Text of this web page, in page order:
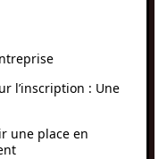
l’inscription : Une
une place en